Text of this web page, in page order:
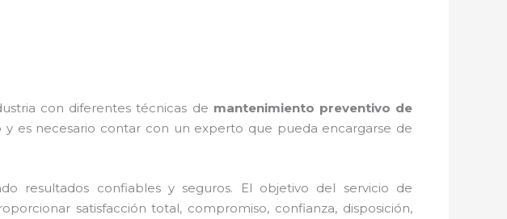
con diferentes técnicas de mantenimiento preventivo de
y es necesario contar con un experto que pueda encargarse de
resultados confiables y seguros. El objetivo del servicio de
satisfacción total, compromiso, confianza, disposición,